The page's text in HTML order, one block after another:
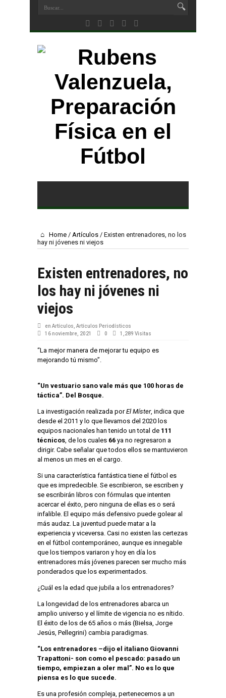
Home / Artículos / Existen entrenadores, no los
hay ni jóvenes ni viejos
Existen entrenadores, no
los hay ni jóvenes ni
viejos
en Artículos Artículos Periodísticos
16 noviembre, 2021
0 1,289 Visitas
“La mejor manera de mejorar tu equipo es
mejorando tú mismo”.
“Un vestuario sano vale más que 100 horas de
táctica”. Del Bosque.
La investigación realizada porEl Míster, indica que
desde el 2011 y lo que llevamos del 2020 los
equipos nacionales han tenido un total de 111
técnicos, de los cuales 66 ya no regresaron a
dirigir. Cabe señalar que todos ellos se mantuvieron
al menos un mes en el cargo.
Si una característica fantástica tiene el fútbol es
que es impredecible. Se escribieron, se escriben y
se escribirán libros con fórmulas que intenten
acercar el éxito, pero ninguna de ellas es o será
infalible. El equipo más defensivo puede golear al
más audaz. La juventud puede matar a la
experiencia y viceversa. Casi no existen las certezas
en el fútbol contemporáneo, aunque es innegable
que los tiempos variaron y hoy en día los
entrenadores más jóvenes parecen ser mucho más
ponderados que los experimentados.
¿Cuál es la edad que jubila a los entrenadores?
La longevidad de los entrenadores abarca un
amplio universo y el límite de vigencia no es nítido.
El éxito de los de 65 años o más (Bielsa, Jorge
Jesús, Pellegrini) cambia paradigmas.
“Los entrenadores –dijo el italiano Giovanni
Trapattoni- son como el pescado: pasado un
tiempo, empiezan a oler mal”. No es lo que
piensa es lo que sucede.
Es una profesión compleja, pertenecemos a un